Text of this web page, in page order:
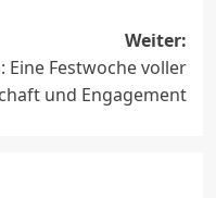
Weiter:
Eine Festwoche voller
und Engagement